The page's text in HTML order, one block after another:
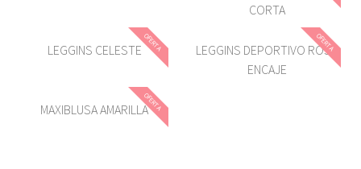
CORTA
OFERTA
LEGGINS CELESTE OFERTA
LEGGINS DEPORTIVO ROSA
ENCAJE
OFERTA
MAXIBLUSA AMARILLA